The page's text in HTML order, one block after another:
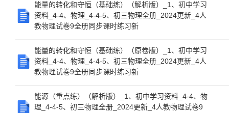
能量的转化和守恒（基础练）（解析版）_1、初中学习
资料_4-4、物理_4-4-5、初三物理全册_2024更新_4人
教物理试卷9全册同步课时练习新
能量的转化和守恒（基础练）（原卷版）_1、初中学习
资料_4-4、物理_4-4-5、初三物理全册_2024更新_4人
教物理试卷9全册同步课时练习新
能源（重点练）（解析版）_1、初中学习资料_4-4、物
理_4-4-5、初三物理全册_2024更新_4人教物理试卷9